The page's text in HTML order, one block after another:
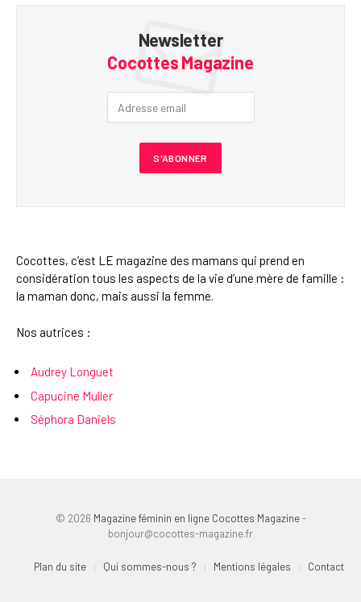
Newsletter
Cocottes Magazine
Cocottes, c’est LE magazine des mamans qui prend en
considération tous les aspects de la vie d’une mère de famille :
la maman donc, mais aussi la femme.
Nos autrices :
Audrey Longuet
Capucine Muller
Séphora Daniels
© 2026 Magazine féminin en ligne Cocottes Magazine-
bonjour@cocottes-magazine.fr
Plan du site Qui sommes-nous ? Mentions légales Contact